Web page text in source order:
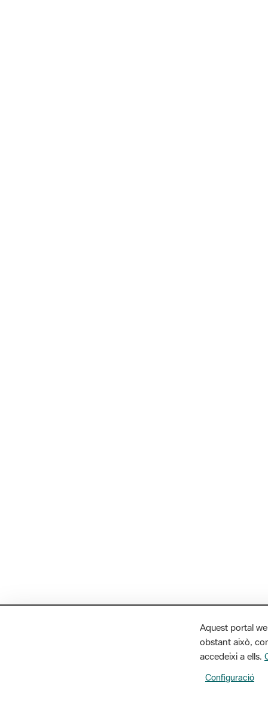
Aquest portal
obstant això,
accedeixi a ells.
Configuració